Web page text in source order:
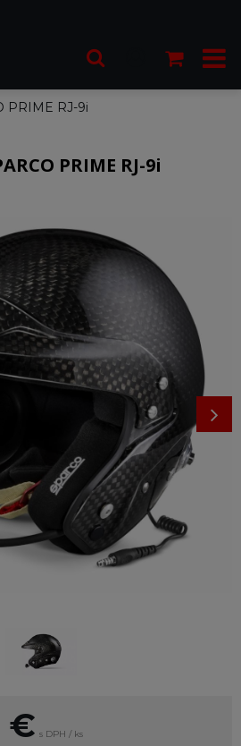
PRIME RJ-9i
PRIME RJ-9i
€ s DPH / ks